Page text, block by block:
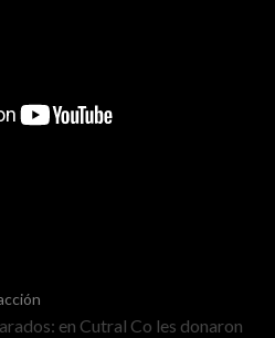
en Cutral Co les donaron